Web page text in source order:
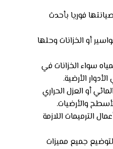
فوريا بأحدث
أو الخزانات وحلها
سواء الخزانات في
الأرضية.
أو العزل الحراري
والأرضيات.
الترميمات اللازمة
جميع مميزات